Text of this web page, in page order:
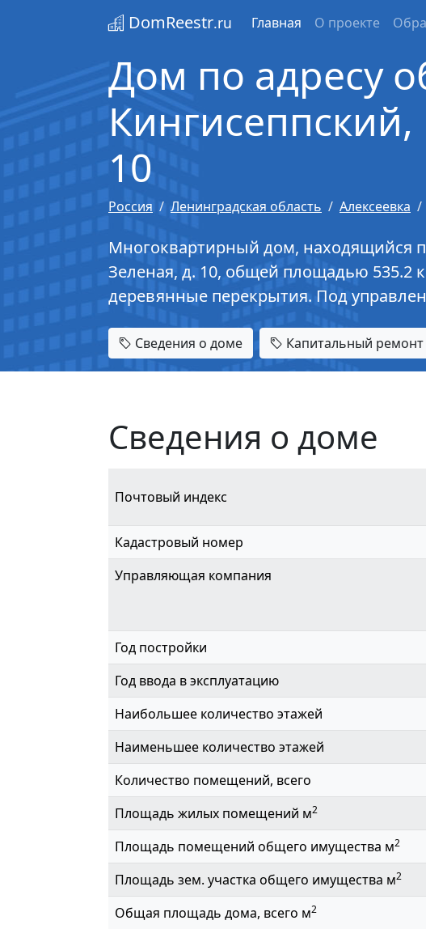
DomReestr.ru Главная О проекте
Дом по адресу
Кингисеппский,
10
Россия Ленинградская область Алексеевка
Многоквартирный дом, находящийся
Зеленая, д. 10, общей площадью 535.2
деревянные перекрытия. Под
Сведения о доме Капитальный ремонт
Сведения о доме
Почтовый индекс
Кадастровый номер
Управляющая компания
Год постройки
Год ввода в эксплуатацию
Наибольшее количество этажей
Наименьшее количество этажей
Количество помещений, всего
Площадь жилых помещений м2
Площадь помещений общего имущества м2
Площадь зем. участка общего имущества м2
Общая площадь дома, всего м2